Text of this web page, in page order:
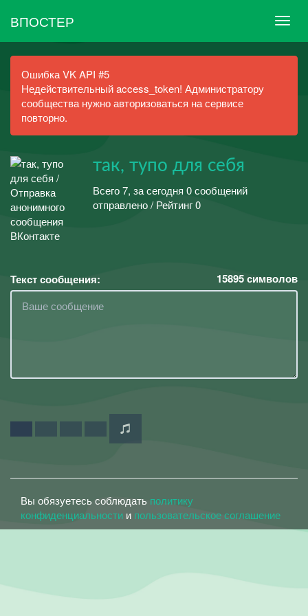
ВПОСТЕР
Ошибка VK API #5
Недействительный access_token! Администратору
сообщества нужно авторизоваться на сервисе
повторно.
так, тупо для себя
Всего 7, за сегодня 0 сообщений
отправлено / Рейтинг 0
Текст сообщения: 15895символов
Вы обязуетесь соблюдать политику
конфиденциальности и пользовательское соглашение